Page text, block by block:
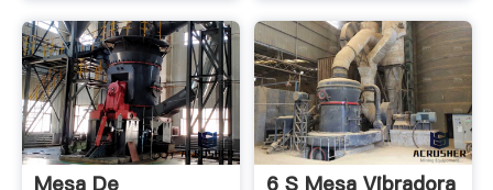
Mesa De
6 S Mesa Vibradora